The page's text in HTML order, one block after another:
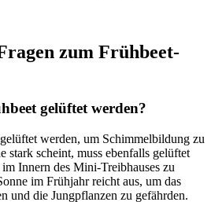
zum Frühbeet-
gelüftet werden?
werden, um Schimmelbildung zu
stark scheint, muss ebenfalls gelüftet
Innern des Mini-Treibhauses zu
im Frühjahr reicht aus, um das
und die Jungpflanzen zu gefährden.